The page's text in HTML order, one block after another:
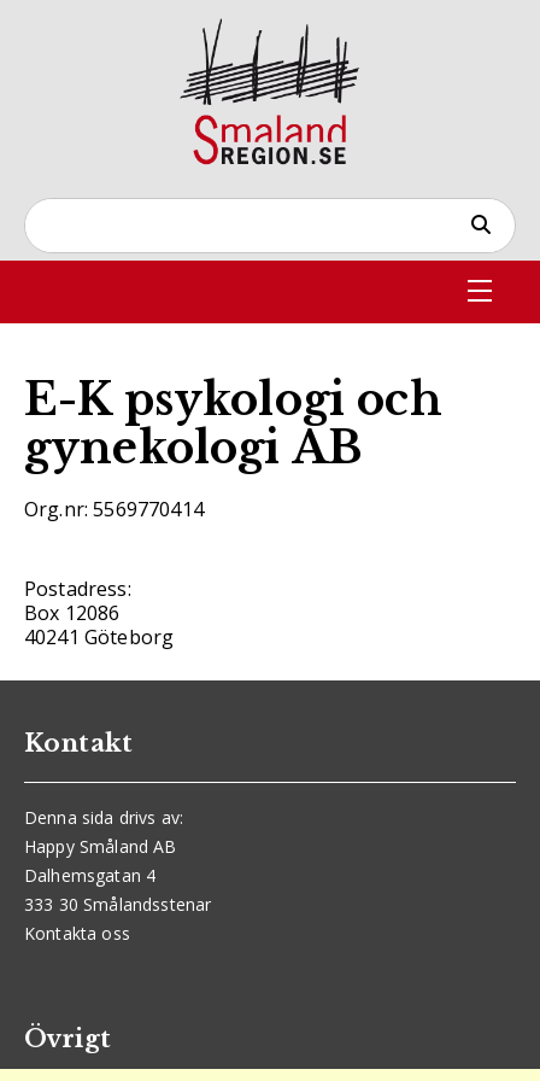
E-K psykologi och
gynekologi AB
Org.nr: 5569770414
Postadress:
Box 12086
40241 Göteborg
Kontakt
Denna sida drivs av:
Happy Småland AB
Dalhemsgatan 4
333 30 Smålandsstenar
Kontakta oss
Övrigt